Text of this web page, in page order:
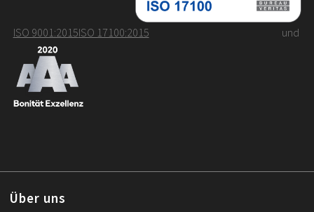
ISO 9001:2015 und
ISO 17100:2015
Über uns